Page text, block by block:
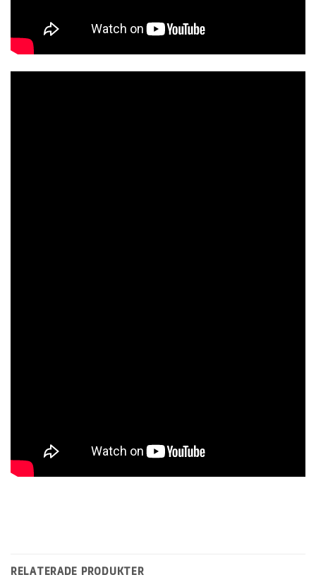
RELATERADE PRODUKTER